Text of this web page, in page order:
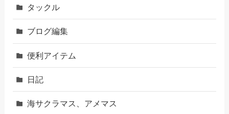
タックル
ブログ編集
便利アイテム
日記
海サクラマス、アメマス